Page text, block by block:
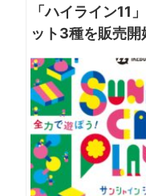
「ハイライン11
ット3種を販売開